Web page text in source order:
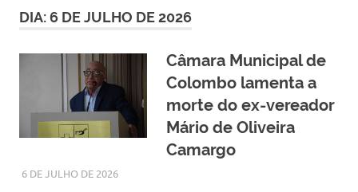
DIA:6 DE JULHO DE 2026
Câmara Municipal de
Colombo lamenta a
morte do ex-vereador
Mário de Oliveira
Camargo
6 DE JULHO DE 2026LARISSA TURKO
NOTÍCIAS